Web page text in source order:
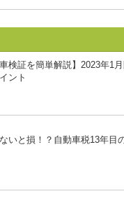
車検証を簡単解説】2023年1
ント
いと損！？自動車税13年目